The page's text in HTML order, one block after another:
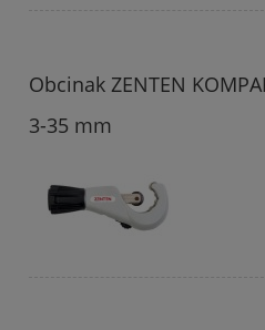
Obcinak ZENTEN
3-35 mm